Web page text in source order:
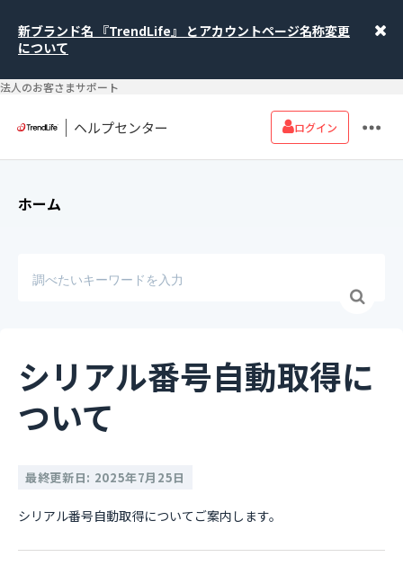
新ブランド名 『TrendLife』 とアカウントページ名称変更
について
法人のお客さまサポート
ヘルプセンター ログイン
ホーム
シリアル番号自動取得に
ついて
最終更新日: 2025年7月25日
シリアル番号自動取得についてご案内します。